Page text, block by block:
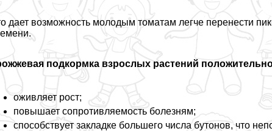
дает возможность молодым томатам легче перенести
подкормка взрослых растений
оживляет рост;
повышает сопротивляемость болезням;
способствует закладке большего числа бутонов, что